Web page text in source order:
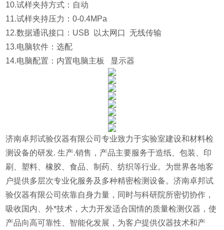
10.试样夹持方式：自动
11.试样夹持压力：0-0.4MPa
12.数据通讯接口：USB 以太网口 无线传输
13.电脑软件：选配
14.电脑配置：内置电脑主板 显示器
济南卓邦试验仪器有限公司专业致力于实验室建设和材料检
测设备的研发. 生产.销售，产品主要服务于造纸、包装、印
刷、塑料、橡胶、食品、制药、纺织等行业。为世界各地客
户提供多层次专业化服务及多种精密检测设备。济南卓邦试
验仪器有限公司依靠自身力量，同时与科研院所密切协作，
吸收国内、外*技术，大力开发适合国情的质量检测仪器，使
产品向高可靠性、智能化发展，为客户提供仪器技术和产